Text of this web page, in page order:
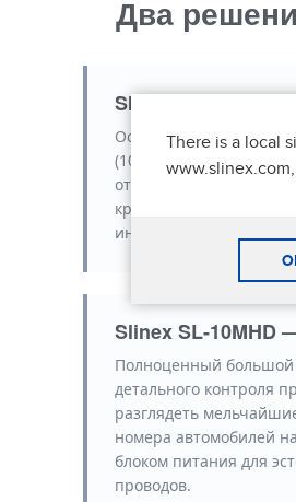
Два
Slinex SL-07MHD
Оснащен 7-дюймовым
(1024x600 пикселей).
открытие замка
краям корпуса.
интегрировать
Slinex SL-
Полноценный
детального контроля
разглядеть
номера автомобилей
блоком питания для
проводов.
There is a local